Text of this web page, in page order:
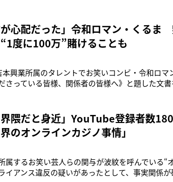
ヒロミ（60）の新番組『発掘! スタートアップ
ものの
が心配だった」令和ロマン・くる
度に100万”賭けることも
本興業所属のタレントでお笑いコンビ・令和ロ
さっている皆様、関係者の皆様へ》と題した文
を真摯に受け止め、自らを律する機会とするため
こととなりました
界隈だと身近」YouTube登録者数
界のオンラインカジノ事情」
属するお笑い芸人らの関与が波紋を呼んでいる“
イアンス違反の疑いがあったとして、事実関係